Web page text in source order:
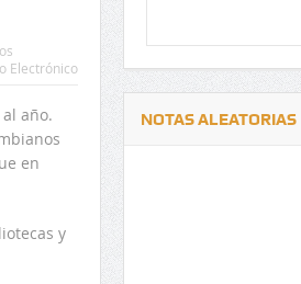
Electrónico
año.
en
y
NOTAS ALEATORIAS
El 17 de enero vence